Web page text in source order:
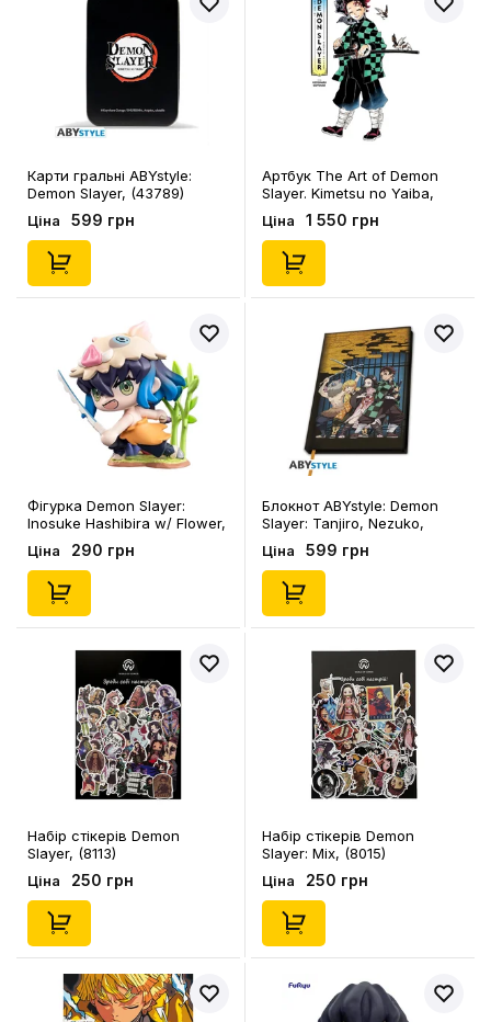
Карти гральні ABYstyle:
Demon Slayer, (43789)
Ціна 599 грн
Артбук The Art of Demon
Slayer. Kimetsu no Yaiba,
(734108)
Ціна 1 550 грн
Фігурка Demon Slayer:
Inosuke Hashibira w/ Flower,
(320504)
Ціна 290 грн
Блокнот ABYstyle: Demon
Slayer: Tanjiro, Nezuko,
Inosuke and Zenitsu,
(68846)
Ціна 599 грн
Набір стікерів Demon
Slayer, (8113)
Ціна 250 грн
Набір стікерів Demon
Slayer: Mix, (8015)
Ціна 250 грн